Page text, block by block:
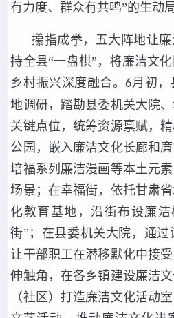
有力度、群众有共鸣”的生动局
攥指成拳，五大阵地让
持全县“一盘棋”，将廉洁文
乡村振兴深度融合。6月初
地调研，踏勘县委机关大院
关键点位，统筹资源禀赋，
公园，嵌入廉洁文化长廊和
培福系列廉洁漫画等本土元
场景；在幸福街，依托甘肃
化教育基地，沿街布设廉
街”；在县委机关大院，通过
让干部职工在潜移默化中接
伸触角，在各乡镇建设廉洁
（社区）打造廉洁文化活动